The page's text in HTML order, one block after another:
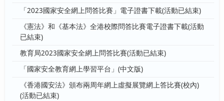
「2023國家安全網上問答比賽」電子證書下載(活動已結束)
《憲法》和《基本法》全港校際問答比賽電子證書下載(活動
已結束)
教育局2023國家安全網上問答比賽(活動已結束)
「國家安全教育網上學習平台」(中文版)
《香港國安法》頒布兩周年網上虛擬展覽網上答比賽(校內)
(活動已結束)